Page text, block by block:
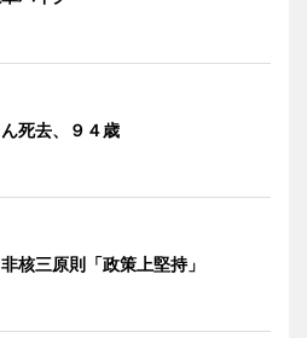
死去、９４歳
核三原則「政策上堅持」